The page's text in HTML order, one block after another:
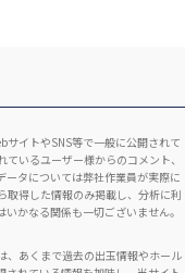
イトやSNS等で一般に公開されて
いるユーザー様からのコメント、
タについては弊社作業員が実際に
取得した情報のみ掲載し、分析に利
かなる関係も一切ございません。
、あくまで過去の出玉情報やホール